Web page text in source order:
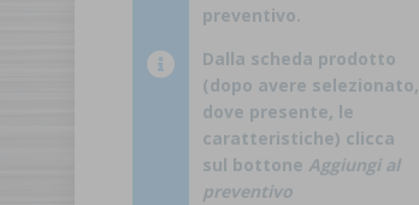
preventivo.
Dalla scheda prodotto
(dopo avere selezionato,
dove presente, le
caratteristiche) clicca
sul bottone Aggiungi al
preventivo